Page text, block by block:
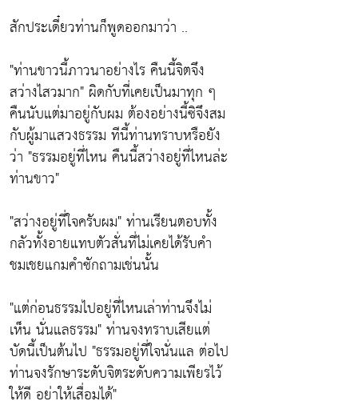
สักประเดี๋ยวท่านก็พูดออกมาว่า ..
"ท่านขาวนี้ภาวนาอย่างไร คืนนี้จิตจึง
สว่างไสวมาก" ผิดกับที่เคยเป็นมาทุก ๆ
คืนนับแต่มาอยู่กับผม ต้องอย่างนี้ซิจึงสม
กับผู้มาแสวงธรรม ทีนี้ท่านทราบหรือยัง
ว่า "ธรรมอยู่ที่ไหน คืนนี้สว่างอยู่ที่ไหนล่ะ
ท่านขาว"
"สว่างอยู่ที่ใจครับผม"ท่านเรียนตอบทั้ง
กลัวทั้งอายแทบตัวสั่นที่ไม่เคยได้รับคำ
ชมเชยแกมคำซักถามเช่นนั้น
"แต่ก่อนธรรมไปอยู่ที่ไหนเล่าท่านจึงไม่
เห็น นั่นแลธรรม"ท่านจงทราบเสียแต่
บัดนี้เป็นต้นไป "ธรรมอยู่ที่ใจนั่นแล ต่อไป
ท่านจงรักษาระดับจิตระดับความเพียรไว้
ให้ดี อย่าให้เสื่อมได้"